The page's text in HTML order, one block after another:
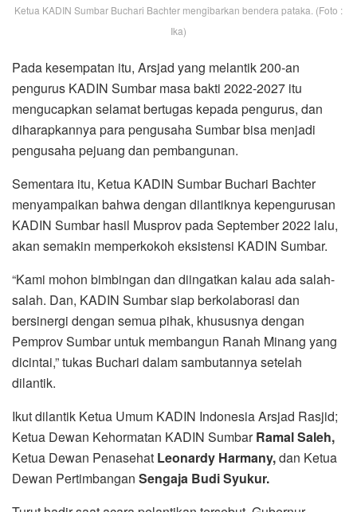
Ketua KADIN Sumbar Buchari Bachter mengibarkan bendera pataka. (Foto :
Ika)
Pada kesempatan itu, Arsjad yang melantik 200-an
pengurus KADIN Sumbar masa bakti 2022-2027 itu
mengucapkan selamat bertugas kepada pengurus, dan
diharapkannya para pengusaha Sumbar bisa menjadi
pengusaha pejuang dan pembangunan.
Sementara itu, Ketua KADIN Sumbar Buchari Bachter
menyampaikan bahwa dengan dilantiknya kepengurusan
KADIN Sumbar hasil Musprov pada September 2022 lalu,
akan semakin memperkokoh eksistensi KADIN Sumbar.
“Kami mohon bimbingan dan diingatkan kalau ada salah-
salah. Dan, KADIN Sumbar siap berkolaborasi dan
bersinergi dengan semua pihak, khususnya dengan
Pemprov Sumbar untuk membangun Ranah Minang yang
dicintai,” tukas Buchari dalam sambutannya setelah
dilantik.
Ikut dilantik Ketua Umum KADIN Indonesia Arsjad Rasjid;
Ketua Dewan Kehormatan KADIN SumbarRamal Saleh,
Ketua Dewan Penasehat Leonardy Harmany,dan Ketua
Dewan Pertimbangan Sengaja Budi Syukur.